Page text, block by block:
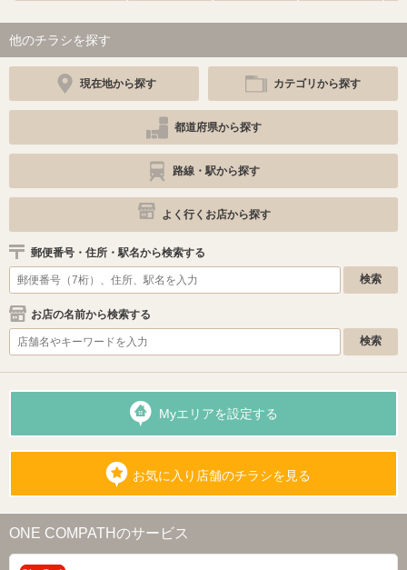
他のチラシを探す
現在地から探す カテゴリから探す
都道府県から探す
路線・駅から探す
よく行くお店から探す
郵便番号・住所・駅名から検索する
お店の名前から検索する
Myエリアを設定する
お気に入り店舗のチラシを見る
ONE COMPATHのサービス